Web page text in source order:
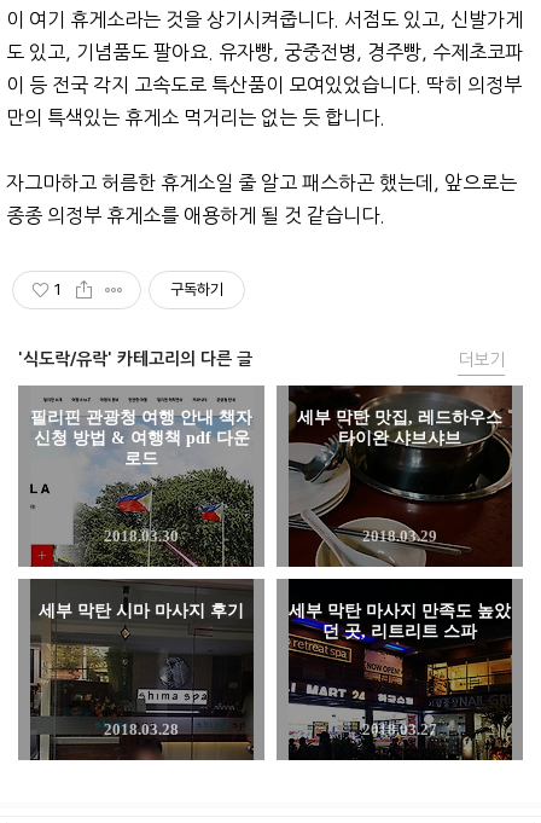
이 여기 휴게소라는 것을 상기시켜줍니다. 서점도 있고, 신발가게
도 있고, 기념품도 팔아요. 유자빵, 궁중전병, 경주빵, 수제초코파
이 등 전국 각지 고속도로 특산품이 모여있었습니다. 딱히 의정부
만의 특색있는 휴게소 먹거리는 없는 듯 합니다.
자그마하고 허름한 휴게소일 줄 알고 패스하곤 했는데, 앞으로는
종종 의정부 휴게소를 애용하게 될 것 같습니다.
1 구독하기
'식도락/유락' 카테고리의 다른 글
필리핀 관광청 여행 안내 책자
신청 방법 & 여행책 pdf 다운
로드
2018.03.30
세부 막탄 맛집, 레드하우스
타이완 샤브샤브
2018.03.29
세부 막탄 시마 마사지 후기
2018.03.28
세부 막탄 마사지 만족도 높았
던 곳, 리트리트 스파
2018.03.27
더보기